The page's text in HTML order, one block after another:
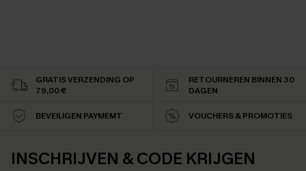
GRATIS VERZENDING OP
79,00 €
RETOURNEREN BINNEN 30
DAGEN
BEVEILIGEN PAYMEMT VOUCHERS & PROMOTIES
INSCHRIJVEN & CODE KRIJGEN